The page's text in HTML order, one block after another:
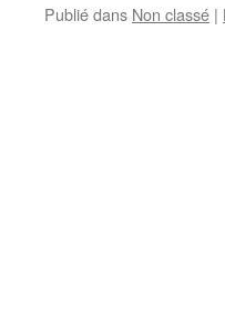
Publié dans Non classé |